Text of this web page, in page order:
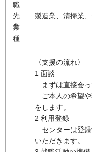
職
先
業
種
製造業、清掃業
〈支援の流れ〉
1 面談
まずは直接会
ご本人の希望
をします。
2 利用登録
センターは登
いただきます。